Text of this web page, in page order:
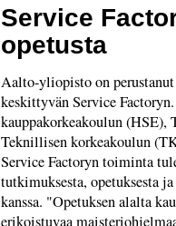
Service
opetusta
Aalto-yliopisto on
keskittyvän Service
kauppakorkeakoulun
Teknillisen korkeakoulun
Service Factoryn toiminta
tutkimuksesta, opetuksesta
kanssa. "Opetuksen alalta
erikoistuvaa